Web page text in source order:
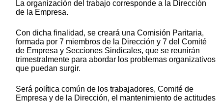
La organización del trabajo corresponde a la Dirección
de la Empresa.
Con dicha finalidad, se creará una Comisión Paritaria,
formada por 7 miembros de la Dirección y 7 del Comité
de Empresa y Secciones Sindicales, que se reunirán
trimestralmente para abordar los problemas organizativos
que puedan surgir.
Será política común de los trabajadores, Comité de
Empresa y de la Dirección, el mantenimiento de actitudes